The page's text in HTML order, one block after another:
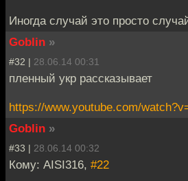
Иногда случай это просто
Goblin »
#32 | 28.06.14 00:31
пленный укр рассказывает
https://www.youtube.com/
Goblin »
#33 | 28.06.14 00:32
Кому: AISI316, #22